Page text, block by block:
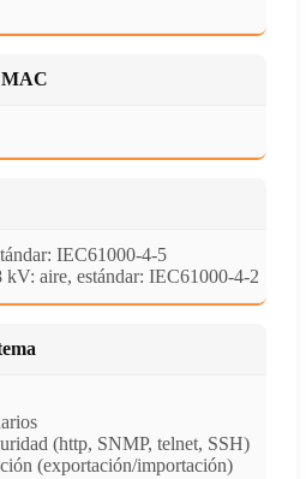
MAC
IEC61000-4-5
aire, estándar: IEC61000-4-2
(http, SNMP, telnet, SSH)
(exportación/importación)